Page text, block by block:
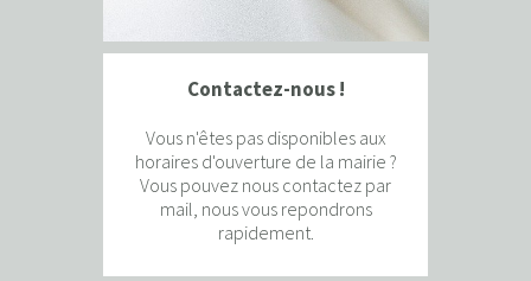
Contactez-nous !
Vous n'êtes pas disponibles aux
horaires d'ouverture de la mairie ?
Vous pouvez nous contactez par
mail, nous vous repondrons
rapidement.